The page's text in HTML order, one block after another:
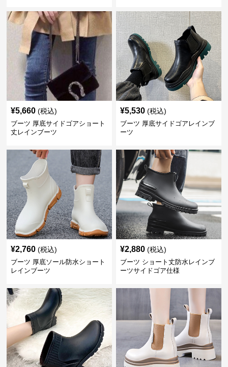
¥5,660 (税込)
ブーツ 厚底サイドゴアショート
丈レインブーツ
¥5,530 (税込)
ブーツ 厚底サイドゴアレインブ
ーツ
¥2,760 (税込)
ブーツ 厚底ソール防水ショート
レインブーツ
¥2,880 (税込)
ブーツ ショート丈防水レインブ
ーツサイドゴア仕様